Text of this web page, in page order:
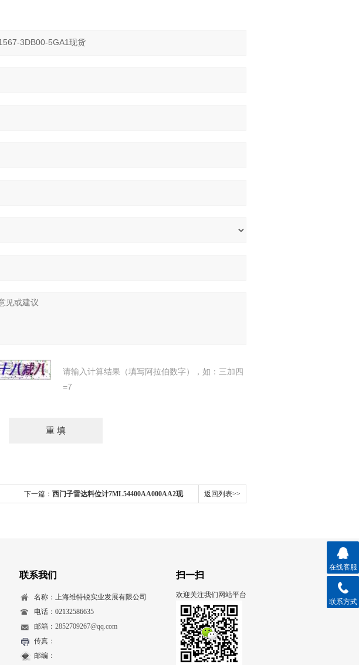
请输入计算结果（填写阿拉伯数字），如：三加四
=7
下一篇： 西门子雷达料位计7ML54400AA000AA2现 返回列表>>
扫一扫
欢迎关注我们网站平台
联系我们
名称：上海维特锐实业发展有限公司
电话：02132586635
邮箱： 2852709267@qq.com
传真：
邮编：
在线客服
联系方式